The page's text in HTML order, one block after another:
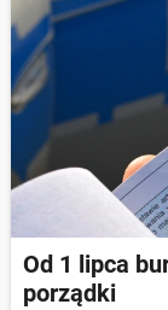
Od 1 lipca
porządki